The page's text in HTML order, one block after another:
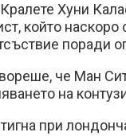
Кралете Хуни
който наскоро
поради
че Ман
на
при